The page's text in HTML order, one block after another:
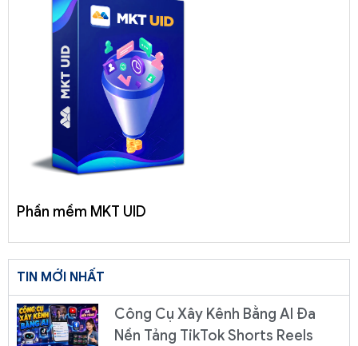
Phần mềm MKT UID
TIN MỚI NHẤT
Công Cụ Xây Kênh Bằng AI Đa
Nền Tảng TikTok Shorts Reels